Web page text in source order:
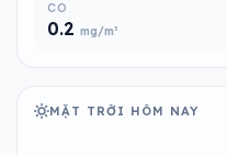
CO
0.2 mg/m³
MẶT TRỜI HÔM NAY